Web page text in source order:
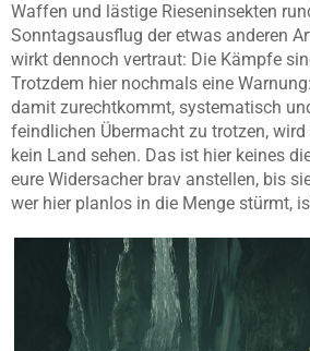
Waffen und lästige Rieseninsekten
Sonntagsausflug der etwas anderen
wirkt dennoch vertraut: Die Kämpfe
Trotzdem hier nochmals eine
damit zurechtkommt, systematisch
feindlichen Übermacht zu trotzen, wird
kein Land sehen. Das ist hier keines
eure Widersacher brav anstellen, bis
wer hier planlos in die Menge stürmt,